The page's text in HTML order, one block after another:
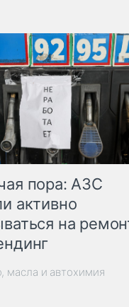
пора: АЗС
активно
на
масла и автохимия